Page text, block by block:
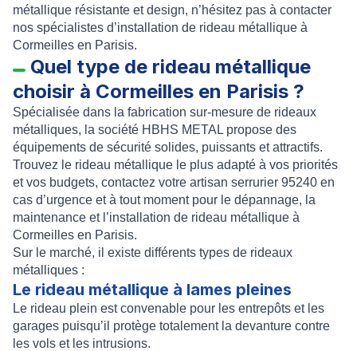
métallique résistante et design, n’hésitez pas à contacter
nos spécialistes d’installation de rideau métallique à
Cormeilles en Parisis.
Quel type de rideau métallique
choisir à Cormeilles en Parisis ?
Spécialisée dans la fabrication sur-mesure de rideaux
métalliques, la société HBHS METAL propose des
équipements de sécurité solides, puissants et attractifs.
Trouvez le rideau métallique le plus adapté à vos priorités
et vos budgets, contactez votre artisan serrurier 95240 en
cas d’urgence et à tout moment pour le dépannage, la
maintenance et l’installation de rideau métallique à
Cormeilles en Parisis.
Sur le marché, il existe différents types de rideaux
métalliques :
Le rideau métallique à lames pleines
Le rideau plein est convenable pour les entrepôts et les
garages puisqu’il protège totalement la devanture contre
les vols et les intrusions.